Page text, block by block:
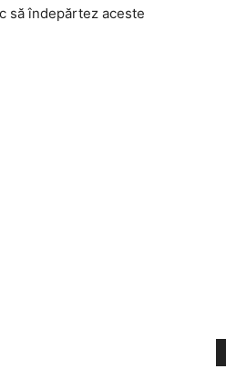
să îndepărtez aceste